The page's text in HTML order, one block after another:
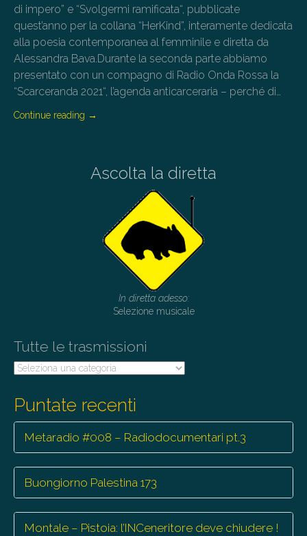
di impero” e “Svolgermi ramificata“, pubblicate
quest’anno per la collana “HerKind”, interamente dedicata
alla poesia contemporanea al femminile e diretta da
Alessandra Bava.Durante la seconda parte abbiamo
presentato con un compagno di Radio Onda Rossa la
“Scarceranda 2021“, l’agenda anticarceraria – perché di…
Continue reading →
Ascolta la diretta
In diretta adesso:
Selezione musicale
Tutte le trasmissioni
Tutte
Puntate recenti
Metaradio #008 – Radiodocumentari pt.3
Buongiorno Palestina 173
Montale – Pistoia: l’INCeneritore deve chiudere !